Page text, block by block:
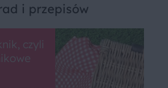
i przepisów
czyli